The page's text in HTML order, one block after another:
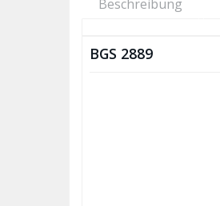
Beschreibung
BGS 2889